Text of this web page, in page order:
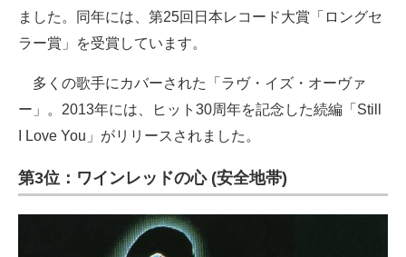
ました。同年には、第25回日本レコード大賞「ロングセ
ラー賞」を受賞しています。
多くの歌手にカバーされた「ラヴ・イズ・オーヴァ
ー」。2013年には、ヒット30周年を記念した続編「Still
I Love You」がリリースされました。
第3位：ワインレッドの心 (安全地帯)